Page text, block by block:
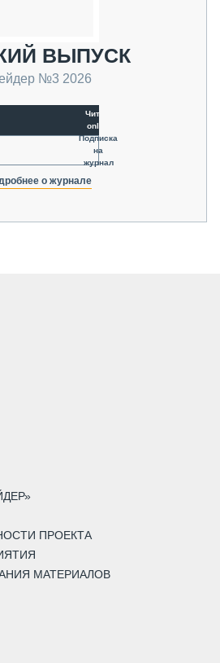
ВЫПУСК
№3 2026
Читать
online
Подписка
на
журнал
о журнале
ПРОЕКТА
МАТЕРИАЛОВ